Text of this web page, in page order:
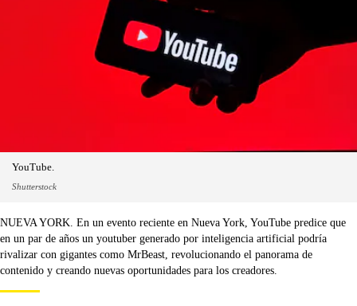
YouTube.
Shutterstock
NUEVA YORK. En un evento reciente en Nueva York, YouTube predice que
en un par de años un youtuber generado por inteligencia artificial podría
rivalizar con gigantes como MrBeast, revolucionando el panorama de
contenido y creando nuevas oportunidades para los creadores.